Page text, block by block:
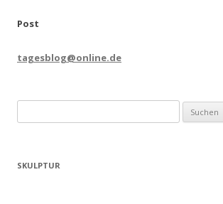
Post
tagesblog@online.de
nach:
SKULPTUR